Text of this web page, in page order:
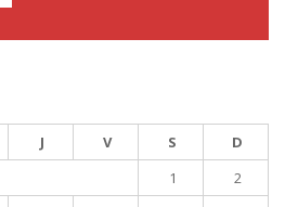
J V S
D
1
2